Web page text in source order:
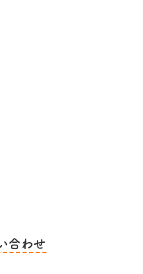
合わせ